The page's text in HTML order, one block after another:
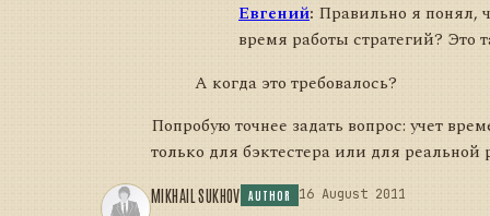
Евгений: Правильно я понял,
время работы стратегий? Это
А когда это требовалось?
Попробую точнее задать вопрос: учет
только для бэктестера или для реальной
MIKHAIL SUKHOV AUTHOR 16 August 2011